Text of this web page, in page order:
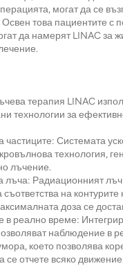
могат да се
това пациентите с
да намерят LINAC за
терапия LINAC
технологии за
частиците: Системата
технология,
лъчение.
Радиационният
на контурите
доза се
в реално време:
наблюдение в
което позволява
се отчете всяко движение.